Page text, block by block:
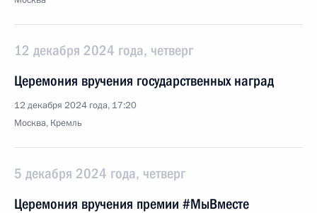
12 декабря 2024 года, четверг
Церемония вручения государственных наград
12 декабря 2024 года, 17:20
Москва, Кремль
5 декабря 2024 года, четверг
Церемония вручения премии #МыВместе